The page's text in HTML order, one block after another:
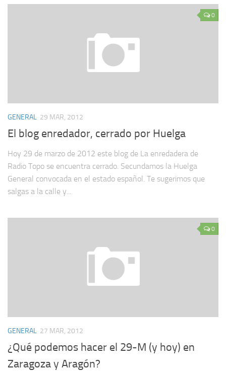
0
GENERAL 29 MAR, 2012
El blog enredador, cerrado por Huelga
Hoy 29 de marzo de 2012 este blog de La enredadera de
Radio Topo se encuentra cerrado. Secundamos la Huelga
General convocada en el estado español. Te sugerimos que
salgas a la calle y...
0
GENERAL 27 MAR, 2012
¿Qué podemos hacer el 29-M (y hoy) en
Zaragoza y Aragón?